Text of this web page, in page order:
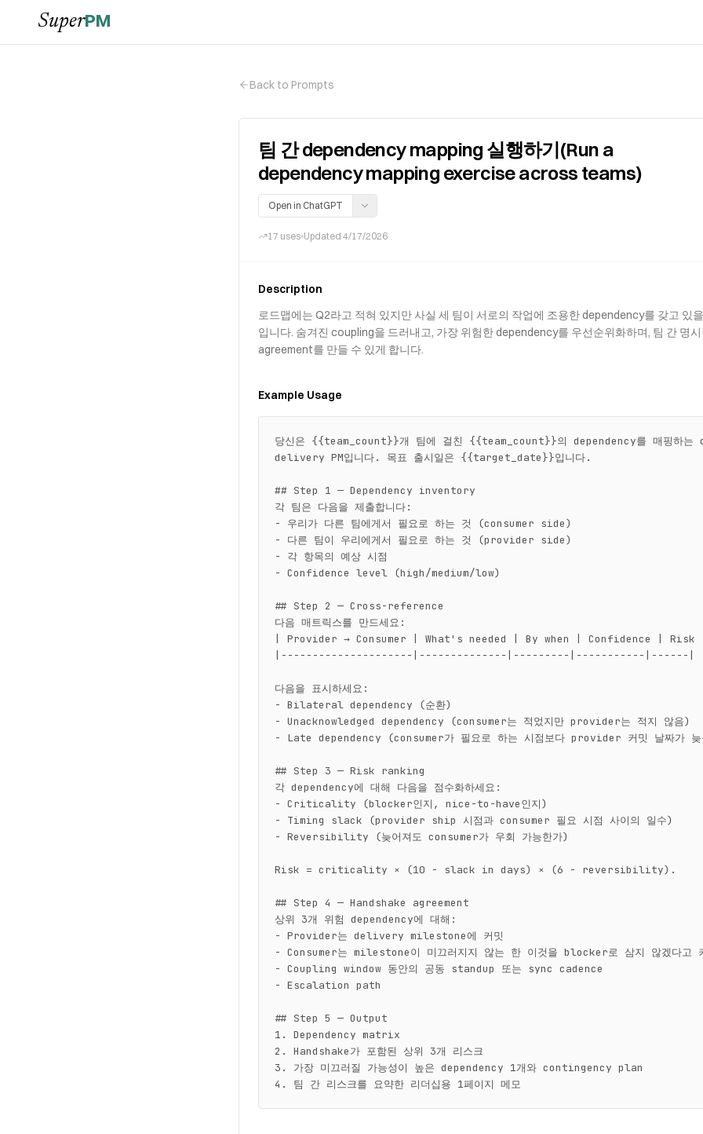
SuperPM
Back to Prompts
팀 간 dependency mapping 실행하기(Run a
dependency mapping exercise across teams)
Open in ChatGPT
17 uses Updated 4/17/2026
Description
로드맵에는 Q2라고 적혀 있지만 사실 세 팀이 서로의 작업에 조용한 dependency를 갖고 있
입니다. 숨겨진 coupling을 드러내고, 가장 위험한 dependency를 우선순위화하며, 팀 간 명
agreement를 만들 수 있게 합니다.
Example Usage
당신은 {{team_count}}개 팀에 걸친 {{team_count}}의 dependency를 매핑하는
delivery PM입니다. 목표 출시일은 {{target_date}}입니다.
## Step 1 — Dependency inventory
각 팀은 다음을 제출합니다:
- 우리가 다른 팀에게서 필요로 하는 것 (consumer side)
- 다른 팀이 우리에게서 필요로 하는 것 (provider side)
- 각 항목의 예상 시점
- Confidence level (high/medium/low)
## Step 2 — Cross-reference
다음 매트릭스를 만드세요:
| Provider → Consumer | What's needed | By when | Confidence | Risk |
|---------------------|--------------|---------|-----------|------|
다음을 표시하세요:
- Bilateral dependency (순환)
- Unacknowledged dependency (consumer는 적었지만 provider는 적지 않음)
- Late dependency (consumer가 필요로 하는 시점보다 provider 커밋 날짜가 늦
## Step 3 — Risk ranking
각 dependency에 대해 다음을 점수화하세요:
- Criticality (blocker인지, nice-to-have인지)
- Timing slack (provider ship 시점과 consumer 필요 시점 사이의 일수)
- Reversibility (늦어져도 consumer가 우회 가능한가)
Risk = criticality × (10 − slack in days) × (6 − reversibility).
## Step 4 — Handshake agreement
상위 3개 위험 dependency에 대해:
- Provider는 delivery milestone에 커밋
- Consumer는 milestone이 미끄러지지 않는 한 이것을 blocker로 삼지 않겠다고
- Coupling window 동안의 공동 standup 또는 sync cadence
- Escalation path
## Step 5 — Output
1. Dependency matrix
2. Handshake가 포함된 상위 3개 리스크
3. 가장 미끄러질 가능성이 높은 dependency 1개와 contingency plan
4. 팀 간 리스크를 요약한 리더십용 1페이지 메모